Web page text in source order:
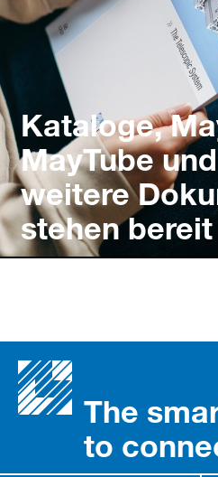
Kataloge,
MayTube und
weitere
stehen bereit
The
to